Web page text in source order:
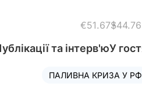
€51.67$44.76
та інтерв'юУ
ПАЛИВНА КРИЗА У РФ